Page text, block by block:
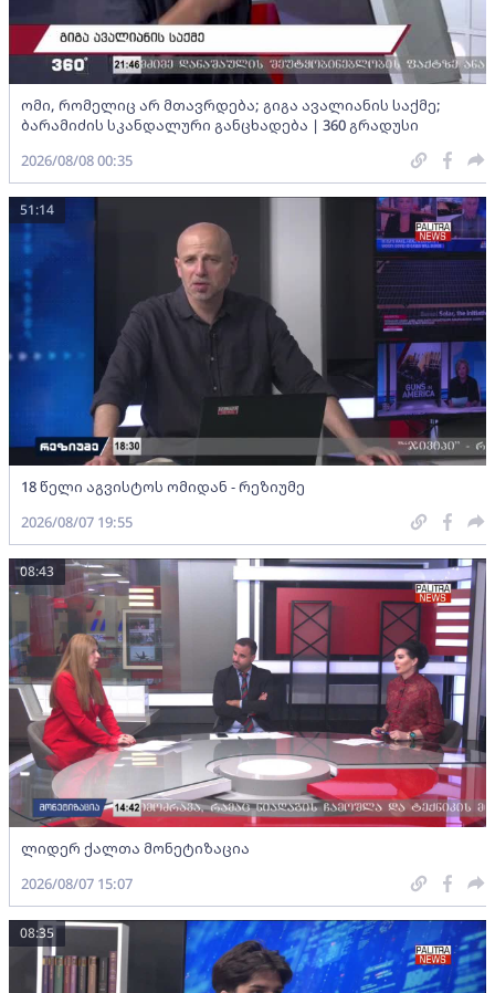
ომი, რომელიც არ მთავრდება; გიგა ავალიანის საქმე;
ბარამიძის სკანდალური განცხადება | 360 გრადუსი
2026/08/08 00:35
18 წელი აგვისტოს ომიდან - რეზიუმე
51:14
2026/08/07 19:55
ლიდერ ქალთა მონეტიზაცია
08:43
2026/08/07 15:07
08:35